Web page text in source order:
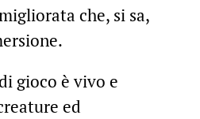
che, si sa,
gioco è vivo e
ed